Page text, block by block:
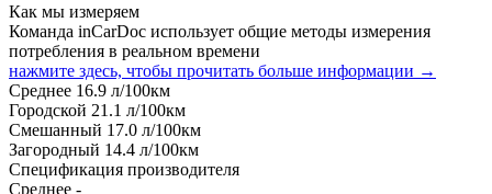
Как мы измеряем
Команда inCarDoc использует общие методы измерения
потребления в реальном времени
нажмите здесь, чтобы прочитать больше информации →
Среднее 16.9 л/100км
Городской 21.1 л/100км
Смешанный 17.0 л/100км
Загородный 14.4 л/100км
Спецификация производителя
Среднее -